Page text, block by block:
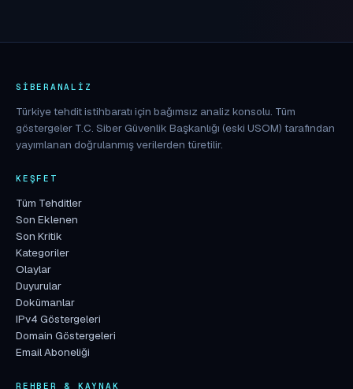
SIBERANALIZ
Türkiye tehdit istihbaratı için bağımsız analiz konsolu. Tüm
göstergeler T.C. Siber Güvenlik Başkanlığı (eski USOM) tarafından
yayımlanan doğrulanmış verilerden türetilir.
KEŞFET
Tüm Tehditler
Son Eklenen
Son Kritik
Kategoriler
Olaylar
Duyurular
Dokümanlar
IPv4 Göstergeleri
Domain Göstergeleri
Email Aboneliği
REHBER & KAYNAK